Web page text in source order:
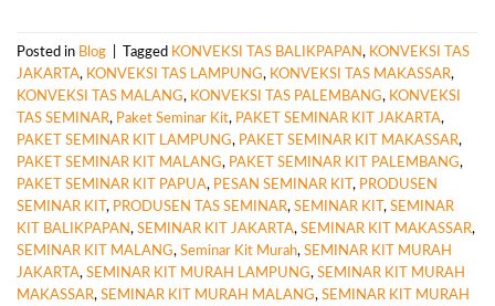
Posted in Blog Tagged KONVEKSI TAS BALIKPAPAN, KONVEKSI TAS
JAKARTA, KONVEKSI TAS LAMPUNG, KONVEKSI TAS MAKASSAR,
KONVEKSI TAS MALANG, KONVEKSI TAS PALEMBANG, KONVEKSI
TAS SEMINAR, Paket Seminar Kit, PAKET SEMINAR KIT JAKARTA,
PAKET SEMINAR KIT LAMPUNG, PAKET SEMINAR KIT MAKASSAR,
PAKET SEMINAR KIT MALANG, PAKET SEMINAR KIT PALEMBANG,
PAKET SEMINAR KIT PAPUA, PESAN SEMINAR KIT , PRODUSEN
SEMINAR KIT , PRODUSEN TAS SEMINAR, SEMINAR KIT , SEMINAR
KIT BALIKPAPAN, SEMINAR KIT JAKARTA, SEMINAR KIT MAKASSAR,
SEMINAR KIT MALANG, Seminar Kit Murah, SEMINAR KIT MURAH
JAKARTA, SEMINAR KIT MURAH LAMPUNG, SEMINAR KIT MURAH
MAKASSAR, SEMINAR KIT MURAH MALANG, SEMINAR KIT MURAH